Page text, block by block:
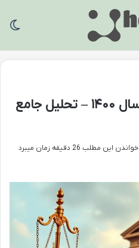
رای وحدت رویه ۷۳۳ سال ۱۴۰۰ – تحلیل جامع
خواندن این مطلب 26 دقیقه زمان میبرد